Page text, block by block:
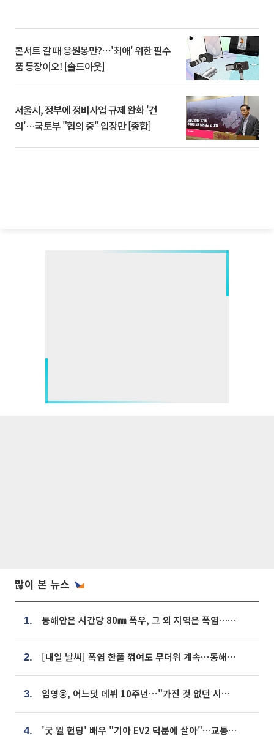
콘서트 갈 때 응원봉만?⋯'최애' 위한 필수
품 등장이오! [솔드아웃]
서울시, 정부에 정비사업 규제 완화 '건
의'⋯국토부 "협의 중" 입장만 [종합]
많이 본 뉴스
1. 동해안은 시간당 80㎜ 폭우, 그 외 지역은 폭염…‘극과 극 날씨’
2. [내일 날씨] 폭염 한풀 꺾여도 무더위 계속⋯동해안 이틀 연속 비
3. 임영웅, 어느덧 데뷔 10주년⋯"가진 것 없던 시절, 내 앞엔 20명의 팬뿐"
4. '굿 윌 헌팅' 배우 "기아 EV2 덕분에 살아"…교통사고 후 안전성 극찬